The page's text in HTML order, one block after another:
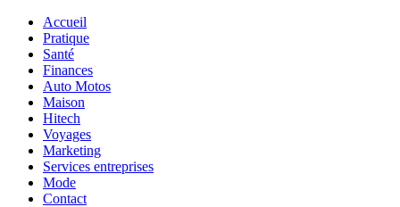
Accueil
Pratique
Santé
Finances
Auto Motos
Maison
Hitech
Voyages
Marketing
Services entreprises
Mode
Contact